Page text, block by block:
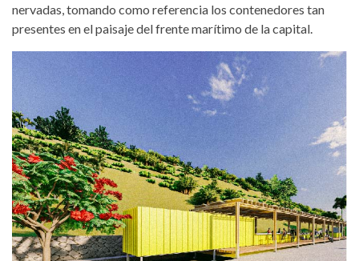
nervadas, tomando como referencia los contenedores tan
presentes en el paisaje del frente marítimo de la capital.
650_x_650_palmetum.jpeg